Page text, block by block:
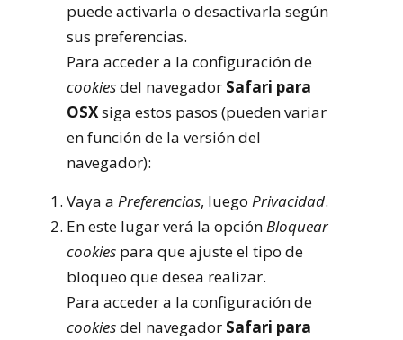
puede activarla o desactivarla según
sus preferencias.
Para acceder a la configuración de
cookiesdel navegador Safari para
OSXsiga estos pasos (pueden variar
en función de la versión del
navegador):
Vaya a Preferencias, luego Privacidad.
En este lugar verá la opciónBloquear
cookies para que ajuste el tipo de
bloqueo que desea realizar.
Para acceder a la configuración de
cookiesdel navegador Safari para